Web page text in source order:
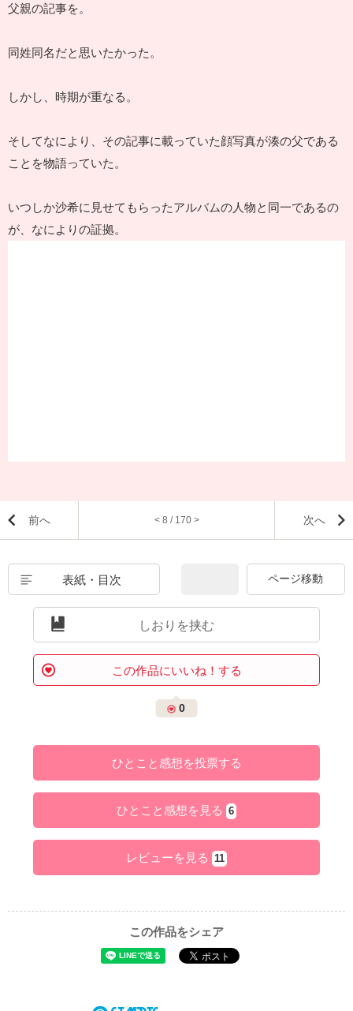
父親の記事を。
同姓同名だと思いたかった。
しかし、時期が重なる。
そしてなにより、その記事に載っていた顔写真が湊の父である
ことを物語っていた。
いつしか沙希に見せてもらったアルバムの人物と同一であるの
が、なによりの証拠。
前へ < 8 / 170 > 次へ
表紙・目次
しおりを挟む
この作品にいいね！する
0
ひとこと感想を投票する
ひとこと感想を見る 6
レビューを見る 11
この作品をシェア